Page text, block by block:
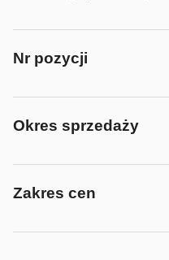
Nr pozycji
Okres sprzedaży
Zakres cen